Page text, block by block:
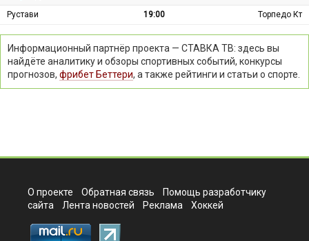
Рустави 19:00 Торпедо Кт
Информационный партнёр проекта — СТАВКА ТВ: здесь вы
найдёте аналитику и обзоры спортивных событий, конкурсы
прогнозов, фрибет Беттери, а также рейтинги и статьи о спорте.
О проекте Обратная связь
Помощь разработчику
сайта
Лента новостей Реклама Хоккей